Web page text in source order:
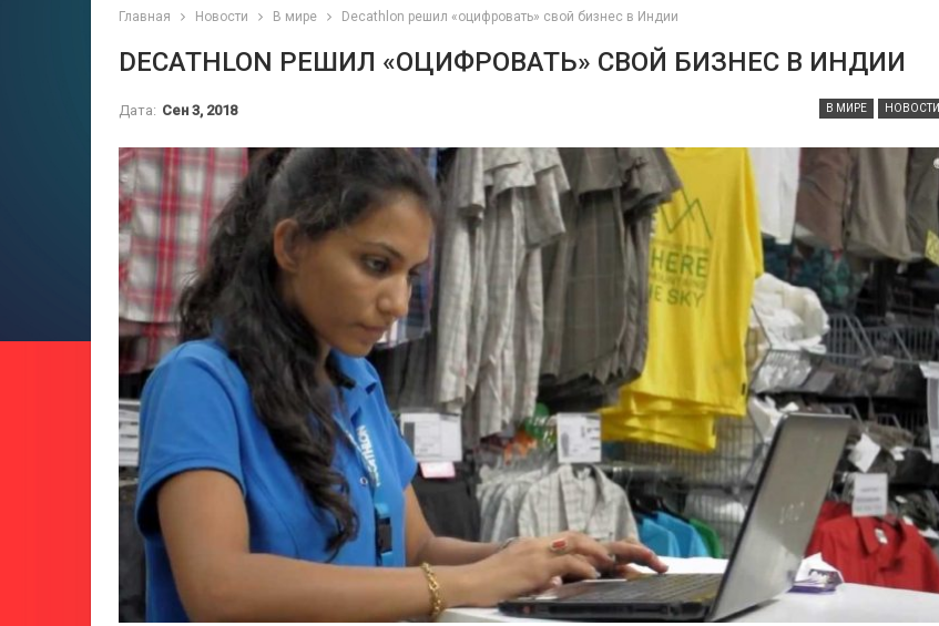
Главная Новости В мире Decathlon решил «оцифровать» свой бизнес в Индии
DECATHLON РЕШИЛ «ОЦИФРОВАТЬ» СВОЙ БИЗНЕС В ИНДИИ
В МИРЕ НОВОСТИ
Дата: Сен 3, 2018